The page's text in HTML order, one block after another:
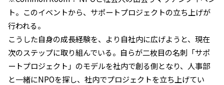
ト。このイベントから、サポートプロジェクトの立ち上げが
行われる。
こうした自身の成長経験を、より自社内に広げようと、現在
次のステップに取り組んでいる。自らが二枚目の名刺「サポ
ートプロジェクト」のモデルを社内で創る側となり、人事部
と一緒にNPOを探し、社内でプロジェクトを立ち上げてい